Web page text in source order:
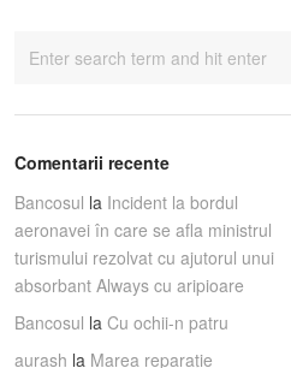
Comentarii recente
Bancosul la Incident la bordul
aeronavei în care se afla ministrul
turismului rezolvat cu ajutorul unui
absorbant Always cu aripioare
Bancosul la Cu ochii-n patru
aurash la Marea reparaţie